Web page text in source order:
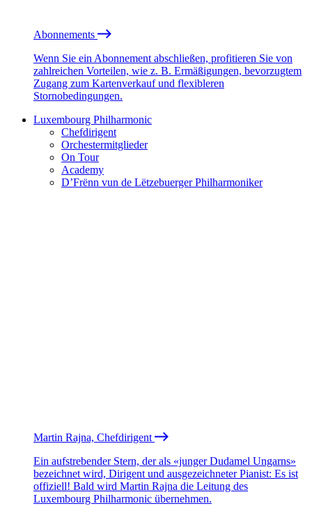
Abonnements
Wenn Sie ein Abonnement abschließen, profitieren Sie von
zahlreichen Vorteilen, wie z. B. Ermäßigungen, bevorzugtem
Zugang zum Kartenverkauf und flexibleren
Stornobedingungen.
Luxembourg Philharmonic
Chefdirigent
Orchestermitglieder
On Tour
Academy
D’Frënn vun de Lëtzebuerger Philharmoniker
Martin Rajna, Chefdirigent
Ein aufstrebender Stern, der als «junger Dudamel Ungarns»
bezeichnet wird, Dirigent und ausgezeichneter Pianist: Es ist
offiziell! Bald wird Martin Rajna die Leitung des
Luxembourg Philharmonic übernehmen.